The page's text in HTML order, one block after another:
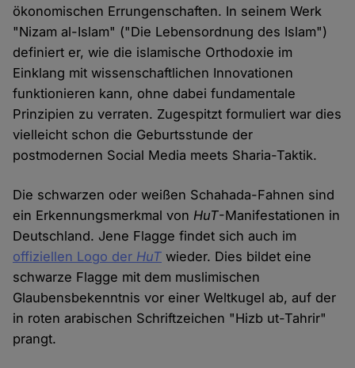
ökonomischen Errungenschaften. In seinem Werk
"Nizam al-Islam" ("Die Lebensordnung des Islam")
definiert er, wie die islamische Orthodoxie im
Einklang mit wissenschaftlichen Innovationen
funktionieren kann, ohne dabei fundamentale
Prinzipien zu verraten. Zugespitzt formuliert war dies
vielleicht schon die Geburtsstunde der
postmodernen Social Media meets Sharia-Taktik.
Die schwarzen oder weißen Schahada-Fahnen sind
ein Erkennungsmerkmal vonHuT-Manifestationen in
Deutschland. Jene Flagge findet sich auch im
offiziellen Logo der HuT wieder. Dies bildet eine
schwarze Flagge mit dem muslimischen
Glaubensbekenntnis vor einer Weltkugel ab, auf der
in roten arabischen Schriftzeichen "Hizb ut-Tahrir"
prangt.